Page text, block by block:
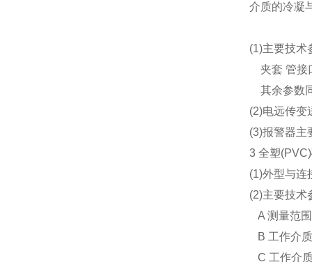
介质的冷凝
(1)主要技术
夹套 管接
其余参数
(2)电远传变
(3)报警器主
3 全塑
(1)外型与连
(2)主要技术
A 测量范
B 工作介
C 工作介